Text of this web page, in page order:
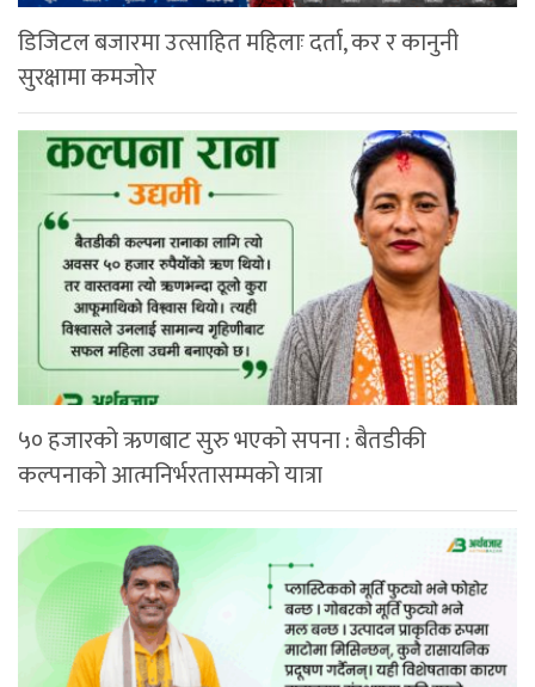
डिजिटल बजारमा उत्साहित महिलाः दर्ता, कर र कानुनी
सुरक्षामा कमजोर
५० हजारको ऋणबाट सुरु भएको सपना : बैतडीकी
कल्पनाको आत्मनिर्भरतासम्मको यात्रा